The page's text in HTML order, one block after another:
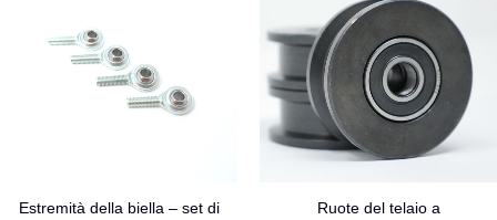
Estremità della biella – set di
Ruote del telaio a